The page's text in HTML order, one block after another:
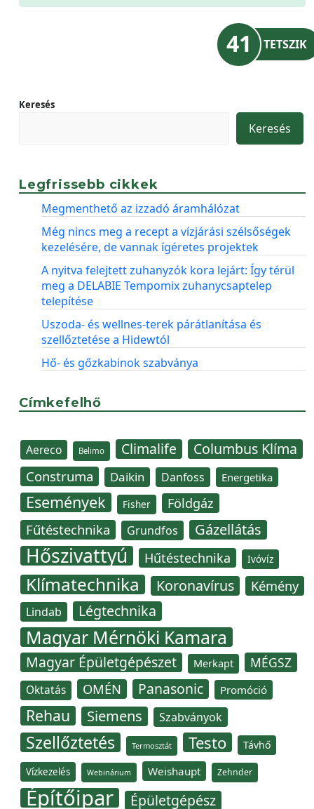
41 TETSZIK
Keresés
Keresés
Legfrissebb cikkek
Megmenthető az izzadó áramhálózat
Még nincs meg a recept a vízjárási szélsőségek
kezelésére, de vannak ígéretes projektek
A nyitva felejtett zuhanyzók kora lejárt: Így térül
meg a DELABIE Tempomix zuhanycsaptelep
telepítése
Uszoda- és wellnes-terek párátlanítása és
szellőztetése a Hidewtól
Hő- és gőzkabinok szabványa
Címkefelhő
Aereco Belimo Climalife Columbus Klíma
Construma Daikin Danfoss Energetika
Események Fisher Földgáz
Fűtéstechnika Grundfos Gázellátás
Hőszivattyú Hűtéstechnika Ivóvíz
Klímatechnika Koronavírus Kémény
Lindab Légtechnika
Magyar Mérnöki Kamara
Magyar Épületgépészet Merkapt MÉGSZ
Oktatás OMÉN Panasonic Promóció
Rehau Siemens Szabványok
Szellőztetés Termosztát Testo Távhő
Vízkezelés Webinárium Weishaupt Zehnder
Építőipar Épületgépész